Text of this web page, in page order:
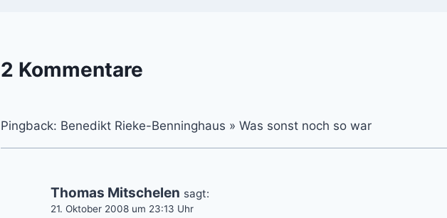
2 Kommentare
Pingback: Benedikt Rieke-Benninghaus » Was sonst noch so war
Thomas Mitschelen sagt:
21. Oktober 2008 um 23:13 Uhr